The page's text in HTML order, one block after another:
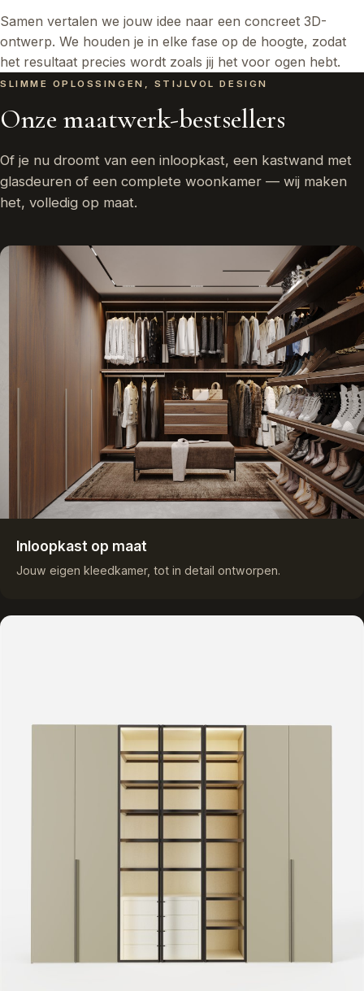
Samen vertalen we jouw idee naar een concreet 3D-
ontwerp. We houden je in elke fase op de hoogte, zodat
het resultaat precies wordt zoals jij het voor ogen hebt.
SLIMME OPLOSSINGEN, STIJLVOL DESIGN
Onze maatwerk-bestsellers
Of je nu droomt van een inloopkast, een kastwand met
glasdeuren of een complete woonkamer — wij maken
het, volledig op maat.
Inloopkast op maat
Jouw eigen kleedkamer, tot in detail ontworpen.